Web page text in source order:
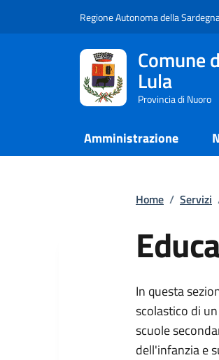
Regione Autonoma della
Comune
Lula
Provincia di Nuoro
Amministrazione
Home / Servizi
In questa
scolastico di
scuole
dell'infanzia e